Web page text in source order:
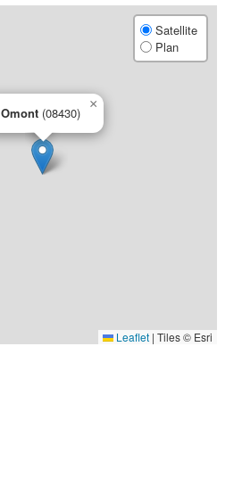
Omont (08430)
×
Satellite
Plan
Leaflet | Tiles © Esri